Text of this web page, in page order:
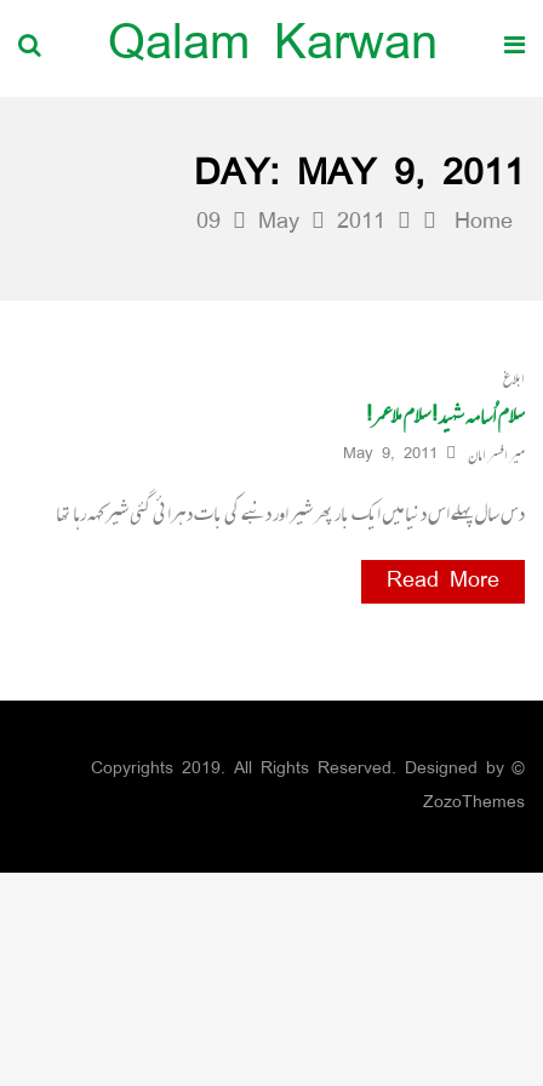
Qalam Karwan
DAY: MAY 9, 2011
Home
2011
May
09
ابلاغ
سلام اُسامہ شہید! سلام ملاعمر!
میر افسر امان May 9, 2011
دس سال پہلے اس دنیا میں ایک بار پھر شیر اور دنبے کی بات دہرائی گئی شیر کہہ رہا تھا
Read More
© Copyrights 2019. All Rights Reserved. Designed by
ZozoThemes